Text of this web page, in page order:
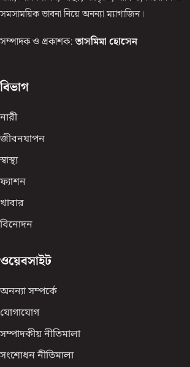
সমসাময়িক ভাবনা নিয়ে অনন্যা ম্যাগাজিন।
সম্পাদক ও প্রকাশক: তাসমিমা হোসেন
বিভাগ
নারী
জীবনযাপন
স্বাস্থ্য
ফ্যাশন
খাবার
বিনোদন
ওয়েবসাইট
অনন্যা সম্পর্কে
যোগাযোগ
সম্পাদকীয় নীতিমালা
সংশোধন নীতিমালা